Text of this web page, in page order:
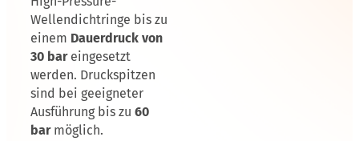
Wellendichtringe bis zu
einem Dauerdruck von
30 bareingesetzt
werden. Druckspitzen
sind bei geeigneter
Ausführung bis zu 60
barmöglich.